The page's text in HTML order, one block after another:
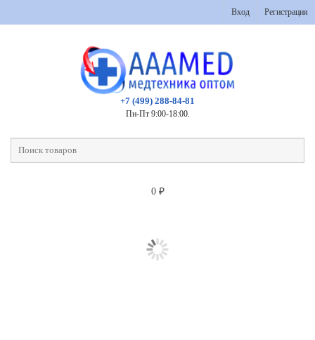
Вход Регистрация
+7 (499) 288-84-81
Пн-Пт 9:00-18:00.
0 ₽